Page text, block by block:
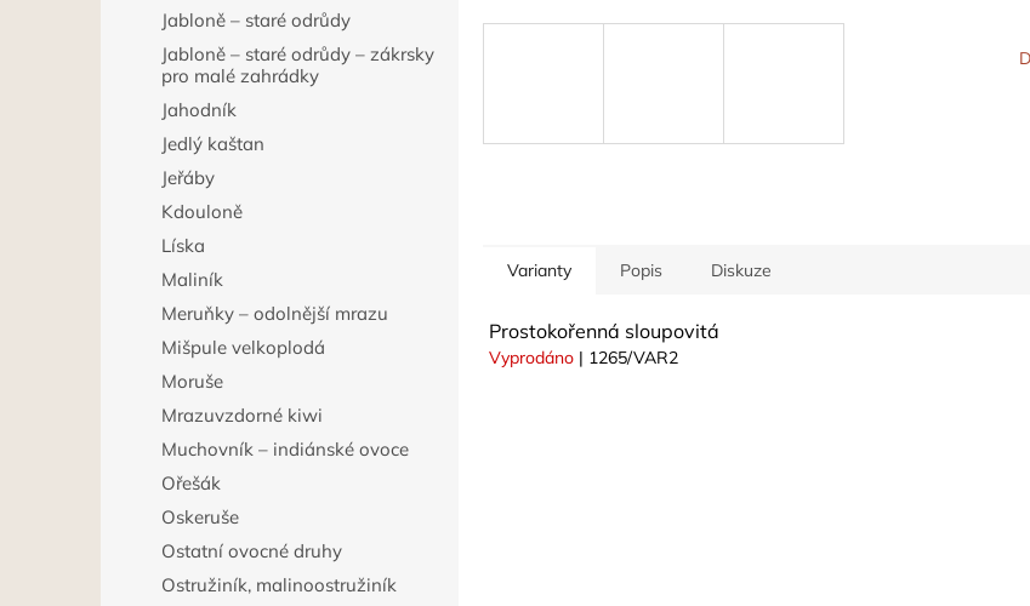
Jabloně – staré odrůdy
Jabloně – staré odrůdy – zákrsky
pro malé zahrádky
Jahodník
Jedlý kaštan
Jeřáby
Kdouloně
Líska
Maliník
Meruňky – odolnější mrazu
Mišpule velkoplodá
Moruše
Mrazuvzdorné kiwi
Muchovník – indiánské ovoce
Ořešák
Oskeruše
Ostatní ovocné druhy
Ostružiník, malinoostružiník
Varianty Popis Diskuze
Prostokořenná sloupovitá
Vyprodáno | 1265/VAR2